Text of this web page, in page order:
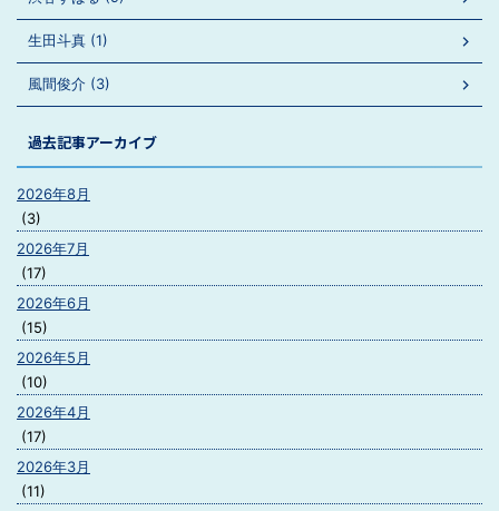
生田斗真 (1)
風間俊介 (3)
過去記事アーカイブ
2026年8月
(3)
2026年7月
(17)
2026年6月
(15)
2026年5月
(10)
2026年4月
(17)
2026年3月
(11)